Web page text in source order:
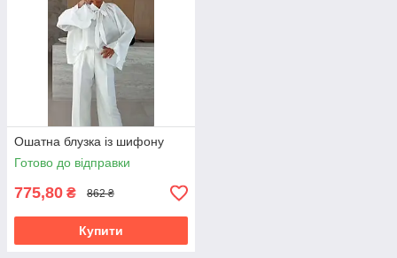
Ошатна блузка із шифону
Готово до відправки
775,80 ₴ 862 ₴
Купити